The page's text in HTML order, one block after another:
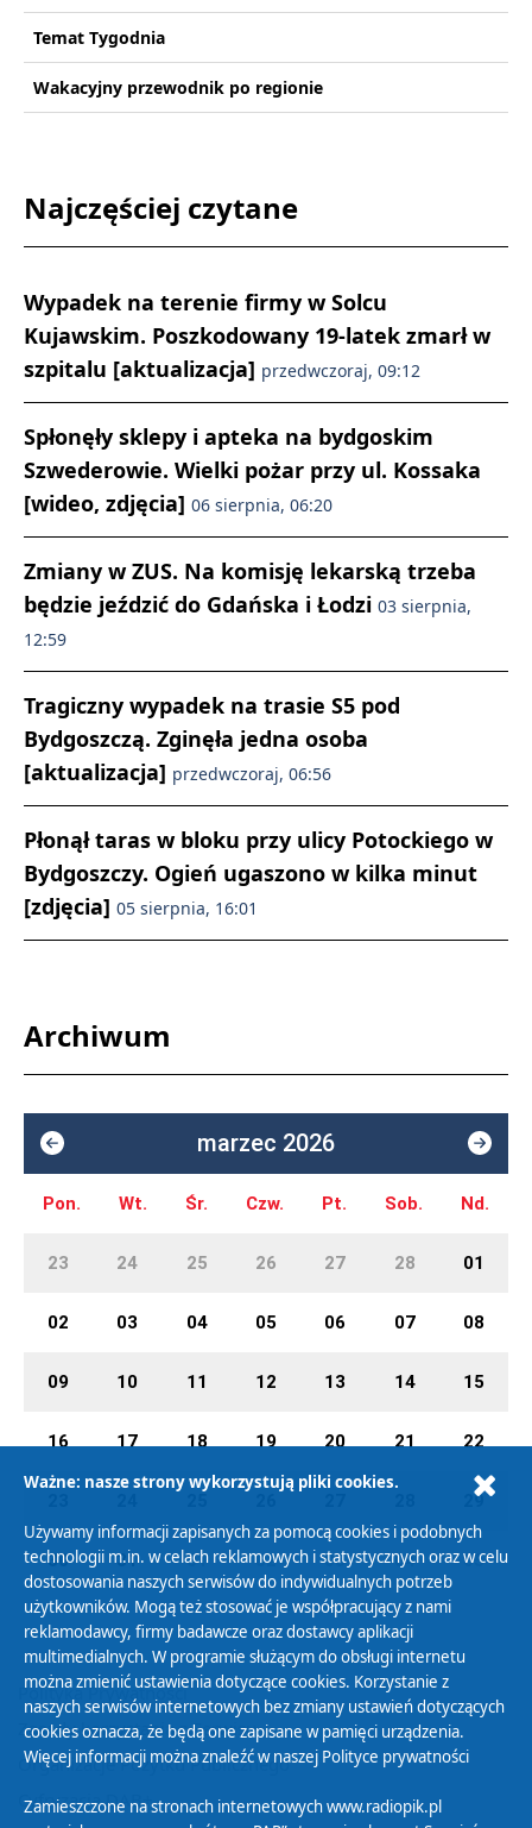
Temat Tygodnia
Wakacyjny przewodnik po regionie
Najczęściej czytane
Wypadek na terenie firmy w Solcu
Kujawskim. Poszkodowany 19-latek zmarł w
szpitalu [aktualizacja] przedwczoraj, 09:12
Spłonęły sklepy i apteka na bydgoskim
Szwederowie. Wielki pożar przy ul. Kossaka
[wideo, zdjęcia] 06 sierpnia, 06:20
Zmiany w ZUS. Na komisję lekarską trzeba
będzie jeździć do Gdańska i Łodzi 03 sierpnia,
12:59
Tragiczny wypadek na trasie S5 pod
Bydgoszczą. Zginęła jedna osoba
[aktualizacja] przedwczoraj, 06:56
Płonął taras w bloku przy ulicy Potockiego w
Bydgoszczy. Ogień ugaszono w kilka minut
[zdjęcia] 05 sierpnia, 16:01
Archiwum
marzec 2026
Pon. Wt. Śr. Czw. Pt. Sob. Nd.
23 24 25 26 27 28 01
02 03 04 05 06 07 08
09 10 11 12 13 14 15
16 17 18 19 20 21 22
29
30 31 01 02 03 04 05
Polityka Prywatności
Zasady korzystania z Serwisu
Organizacje Pożytku Publicznego
Cyfryzacja DAB+
Ważne: nasze strony wykorzystują pliki cookies.
Używamy informacji zapisanych za pomocą cookies i podobnych
technologii m.in. w celach reklamowych i statystycznych oraz w celu
dostosowania naszych serwisów do indywidualnych potrzeb
użytkowników. Mogą też stosować je współpracujący z nami
reklamodawcy, firmy badawcze oraz dostawcy aplikacji
multimedialnych. W programie służącym do obsługi internetu
można zmienić ustawienia dotyczące cookies. Korzystanie z
naszych serwisów internetowych bez zmiany ustawień dotyczących
cookies oznacza, że będą one zapisane w pamięci urządzenia.
Więcej informacji można znaleźć w naszej Polityce prywatności
Zamieszczone na stronach internetowych www.radiopik.pl